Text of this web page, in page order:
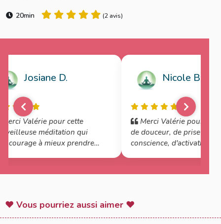
20min (2 avis)
Josiane D.
Valérie pour cette
méditation qui
à mieux prendre
Nicole B.
Merci Valérie pour
de douceur, de prise de
conscience, d'activation
un bien fou et je vais la
♥ Vous pourriez aussi aimer ♥